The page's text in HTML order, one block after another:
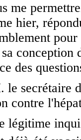
me
hier,
des
le secrétaire
contre
légitime